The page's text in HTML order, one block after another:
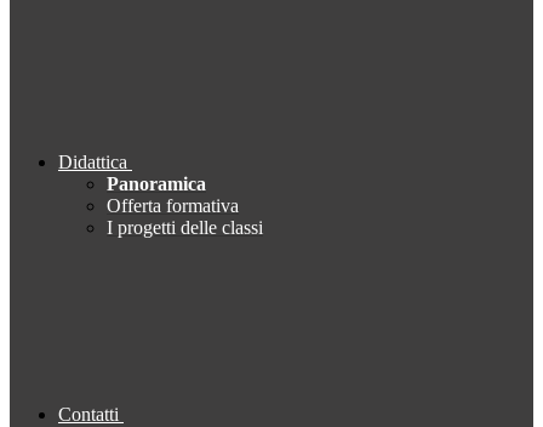
Didattica
Panoramica
Offerta formativa
I progetti delle classi
Contatti